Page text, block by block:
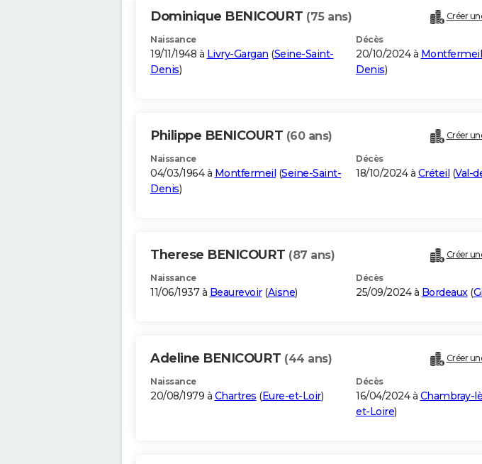
Dominique BENICOURT (75 ans) Créer
Naissance
19/11/1948 à Livry-Gargan (Seine-Saint-
Denis)
Décès
20/10/2024 à Montfermeil
Denis)
Philippe BENICOURT (60 ans) Créer
Naissance
04/03/1964 à Montfermeil (Seine-Saint-
Denis)
Décès
18/10/2024 à Créteil (Val-
Therese BENICOURT (87 ans) Créer
Naissance
11/06/1937 à Beaurevoir(Aisne)
Décès
25/09/2024 à Bordeaux(
Adeline BENICOURT (44 ans) Créer
Naissance
20/08/1979 à Chartres (Eure-et-Loir)
Décès
16/04/2024 à Chambray-
et-Loire)